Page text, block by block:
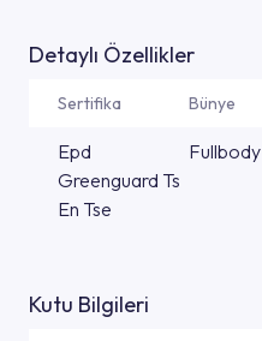
Detaylı Özellikler
Sertifika Bünye
Epd
Greenguard Ts
En Tse
Fullbody
Kutu Bilgileri